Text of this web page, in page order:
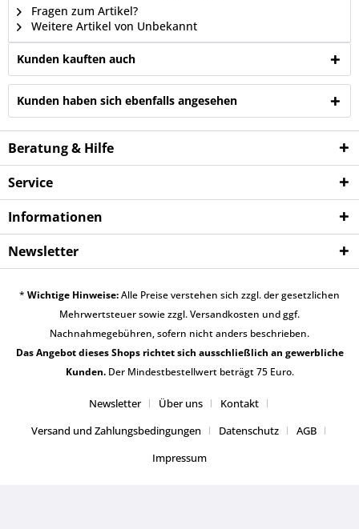
Fragen zum Artikel?
Weitere Artikel von Unbekannt
Kunden kauften auch
Kunden haben sich ebenfalls angesehen
Beratung & Hilfe
Service
Informationen
Newsletter
* Wichtige Hinweise:Alle Preise verstehen sich zzgl. der gesetzlichen
Mehrwertsteuer sowie zzgl.Versandkosten und ggf.
Nachnahmegebühren, sofern nicht anders beschrieben.
Das Angebot dieses Shops richtet sich ausschließlich an gewerbliche
Kunden.Der Mindestbestellwert beträgt 75 Euro.
Newsletter Über uns
Kontakt
Versand und Zahlungsbedingungen
Datenschutz
AGB
Impressum